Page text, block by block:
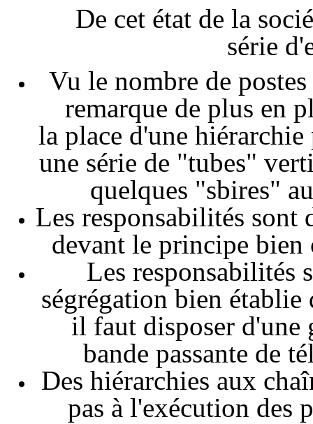
De cet état de la
série
Vu le nombre de
remarque de plus en
la place d'une
une série de "tubes"
quelques "sbires"
Les responsabilités
devant le principe
Les responsabilités
ségrégation bien
il faut disposer d'une
bande passante de
Des hiérarchies aux
pas à l'exécution des